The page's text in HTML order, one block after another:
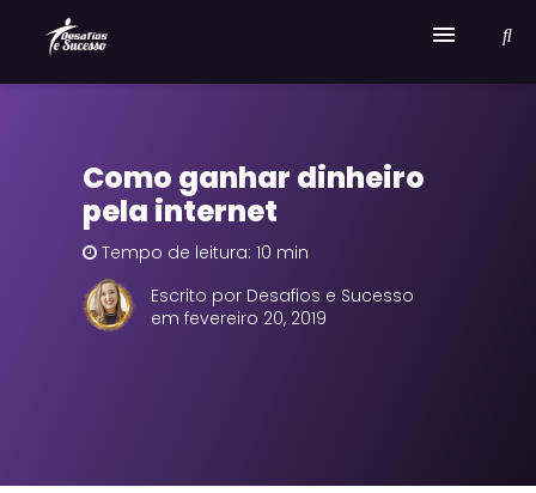
Serviços
Sobre Desafios e Sucesso
Como ganhar dinheiro
pela internet
Tempo de leitura: 10 min
Escrito por Desafios e Sucesso
em fevereiro 20, 2019